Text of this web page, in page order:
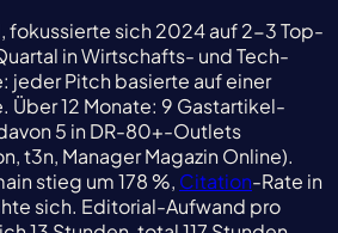
fokussierte sich 2024 auf 2-3 Top-
in Wirtschafts- und Tech-
jeder Pitch basierte auf einer
Über 12 Monate: 9 Gastartikel-
5 in DR-80+-Outlets
t3n, Manager Magazin Online).
stieg um 178 %, Citation-Rate in
sich. Editorial-Aufwand pro